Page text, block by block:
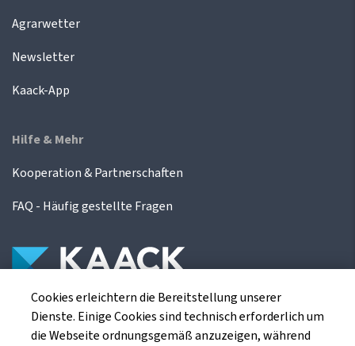
Agrarwetter
Newsletter
Kaack-App
Hilfe & Mehr
Kooperation & Partnerschaften
FAQ - Häufig gestellte Fragen
Die Kaack Terminhandel GmbH ist ein
Finanzdienstleistungsinstitut für die europäischen
Cookies erleichtern die Bereitstellung unserer
Dienste. Einige Cookies sind technisch erforderlich um
die Webseite ordnungsgemäß anzuzeigen, während